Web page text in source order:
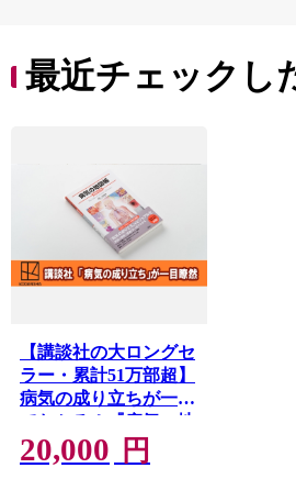
最近チェックし
【講談社の大ロングセ
ラー・累計51万部超】
病気の成り立ちが一目
でわかる！『病気の地
図帳 増補改訂版』 本
医学 ギフト 文京区 東
20,000 円